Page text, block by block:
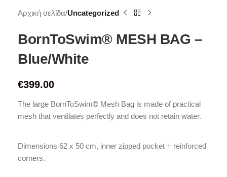
Αρχική σελίδα Uncategorized
BornToSwim® MESH BAG –
Blue/White
€399.00
The large BornToSwim® Mesh Bag is made of practical
mesh that ventilates perfectly and does not retain water.
Dimensions 62 x 50 cm, inner zipped pocket + reinforced
corners.